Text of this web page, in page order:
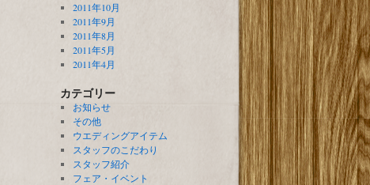
2011年10月
2011年9月
2011年8月
2011年5月
2011年4月
カテゴリー
お知らせ
その他
ウエディングアイテム
スタッフのこだわり
スタッフ紹介
フェア・イベント